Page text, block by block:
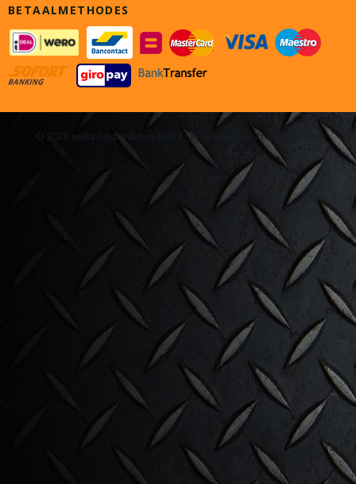
BETAALMETHODES
© 2026 www.onderdelen4x4.nl - Powered by Shoppagina.nl